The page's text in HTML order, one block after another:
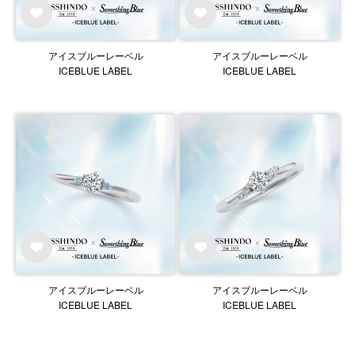
アイスブルーレーベル
ICEBLUE LABEL
アイスブルーレーベル
ICEBLUE LABEL
アイスブルーレーベル
ICEBLUE LABEL
アイスブルーレーベル
ICEBLUE LABEL